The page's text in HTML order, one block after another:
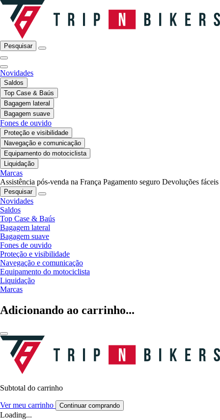
Pesquisar
Novidades
Saldos
Top Case & Baús
Bagagem lateral
Bagagem suave
Fones de ouvido
Proteção e visibilidade
Navegação e comunicação
Equipamento do motociclista
Liquidação
Marcas
Assistência pós-venda na França Pagamento seguro Devoluções fáceis
Pesquisar
Novidades
Saldos
Top Case & Baús
Bagagem lateral
Bagagem suave
Fones de ouvido
Proteção e visibilidade
Navegação e comunicação
Equipamento do motociclista
Liquidação
Marcas
Adicionando ao carrinho...
Subtotal do carrinho
Ver meu carrinho Continuar comprando
Loading...